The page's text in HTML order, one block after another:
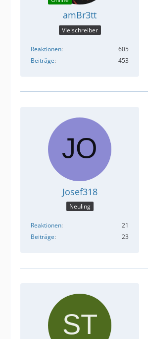
amBr3tt
Vielschreiber
Reaktionen
605
Beiträge
453
Josef318
Neuling
Reaktionen
21
Beiträge
23